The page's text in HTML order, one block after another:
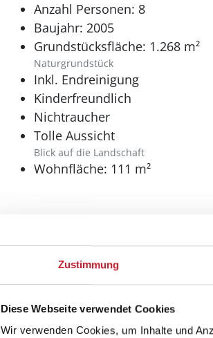
Zustimmung
Diese Webseite verwendet Cookies
Wir verwenden Cookies, um Inhalte und
Anzahl Personen: 8
Baujahr: 2005
Grundstücksfläche: 1.268 m²
Naturgrundstück
Inkl. Endreinigung
Kinderfreundlich
Nichtraucher
Tolle Aussicht
Blick auf die Landschaft
Wohnfläche: 111 m²